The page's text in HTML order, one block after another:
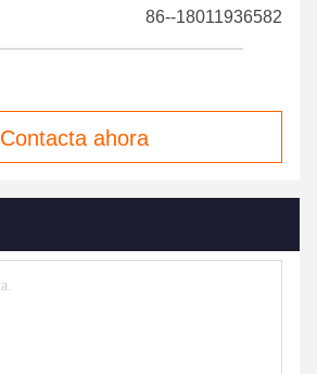
86--18011936582
Contacta ahora